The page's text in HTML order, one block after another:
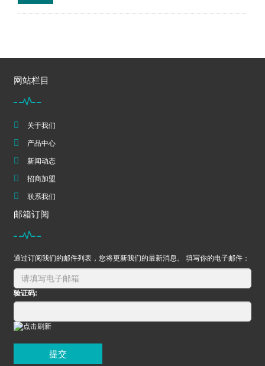
网站栏目
关于我们
产品中心
新闻动态
招商加盟
联系我们
邮箱订阅
通过订阅我们的邮件列表，您将更新我们的最新消息。 填写你的电子邮件：
验证码:
提交